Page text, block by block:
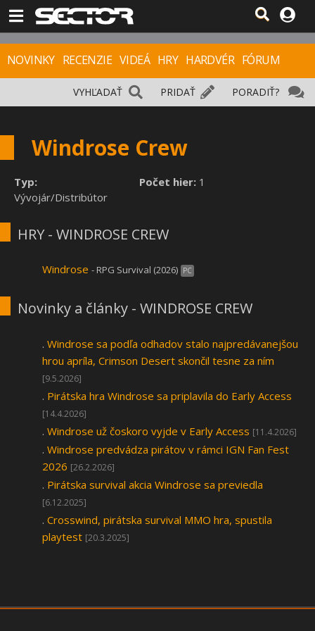
NOVINKY RECENZIE VIDEÁ HRY HARDVÉR FÓRUM
PORADIŤ?
PRIDAŤ
VYHĽADAŤ
Windrose Crew
Počet hier: 1
Typ:
Vývojár/Distribútor
HRY - WINDROSE CREW
Windrose - RPG Survival (2026) PC
Novinky a články - WINDROSE CREW
. Windrose sa podľa odhadov stalo najpredávanejšou
hrou apríla, Crimson Desert skončil tesne za ním
[9.5.2026]
. Pirátska hra Windrose sa priplavila do Early Access
[14.4.2026]
. Windrose už čoskoro vyjde v Early Access [11.4.2026]
. Windrose predvádza pirátov v rámci IGN Fan Fest
2026 [26.2.2026]
. Pirátska survival akcia Windrose sa previedla
[6.12.2025]
. Crosswind, pirátska survival MMO hra, spustila
playtest [20.3.2025]